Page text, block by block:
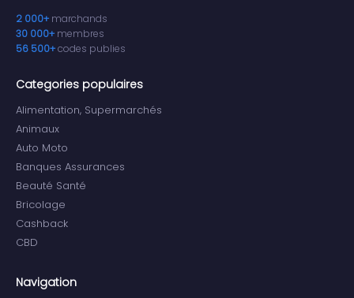
2 000+ marchands
30 000+ membres
56 500+codes publies
Categories populaires
Alimentation, Supermarchés
Animaux
Auto Moto
Banques Assurances
Beauté Santé
Bricolage
Cashback
CBD
Navigation